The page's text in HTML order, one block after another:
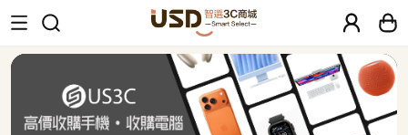
USD 智選二手3C商城｜【30天安心